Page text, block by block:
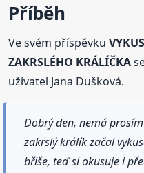
Příběh
Ve svém příspěvku
ZAKRSLÉHO KRÁLÍČKA
uživatel Jana Dušková.
Dobrý den, nemá
zakrslý králík začal
břiše, teď si okusuje i